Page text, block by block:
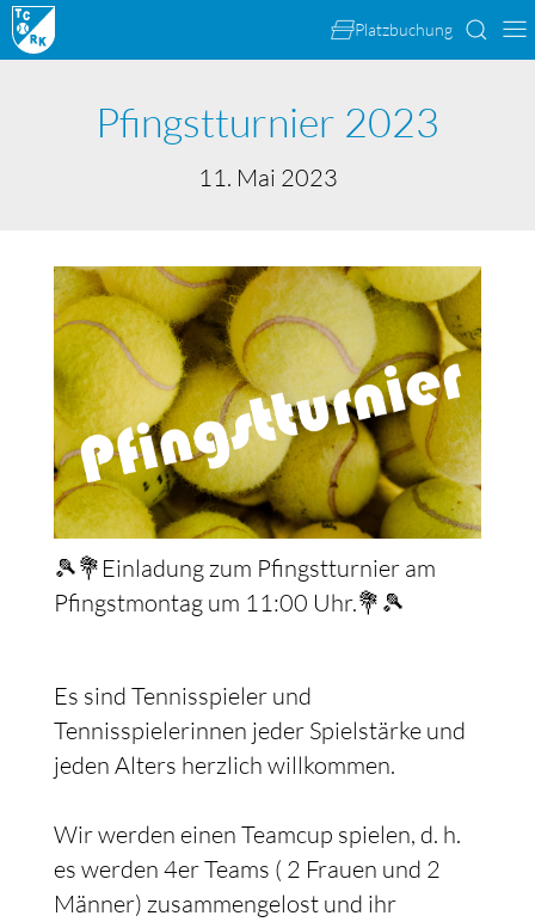
Platzbuchung
Pfingstturnier 2023
11. Mai 2023
🎾💐Einladung zum Pfingstturnier am
Pfingstmontag um 11:00 Uhr.💐🎾
Es sind Tennisspieler und
Tennisspielerinnen jeder Spielstärke und
jeden Alters herzlich willkommen.
Wir werden einen Teamcup spielen, d. h.
es werden 4er Teams ( 2 Frauen und 2
Männer) zusammengelost und ihr